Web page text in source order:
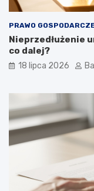
PRAWO
Nieprzedłużenie
co dalej?
18 lipca 2026